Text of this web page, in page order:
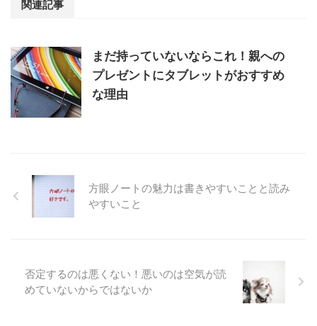
関連記事
まだ持っていないならこれ！親への
プレゼントにタブレットがおすすめ
な理由
方眼ノートの魅力は書きやすいことと読み
やすいこと
否定するのは悪くない！悪いのは空気が読
めていないからではないか